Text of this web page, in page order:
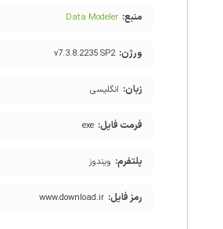
منبع: Data Modeler
ورژن: v7.3.8.2235 SP2
زبان: انگلیسی
فرمت فایل: exe
پلتفرم: ویندوز
رمز فایل: www.download.ir